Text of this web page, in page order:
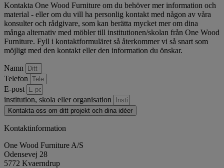
Kontakta One Wood Furniture om du behöver mer information och
material - eller om du vill ha personlig kontakt med någon av våra
konsulter och rådgivare, som kan berätta mycket mer om dina
många alternativ med möbler till institutionen/skolan från One Wood
Furniture. Fyll i kontaktformuläret så återkommer vi så snart som
möjligt med den kontakt eller den information du önskar.
Namn
Telefon
E-post
institution, skola eller organisation
Kontakta oss om ditt projekt och dina idéer
Kontaktinformation
One Wood Furniture A/S
Odensevej 28
5772 Kvaerndrup